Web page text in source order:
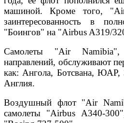
машиной. Кроме того,
заинтересованность в
"Боингов" на "Airbus A319/
Самолеты "Air Namibia",
направлений, обслуживают
как: Ангола, Ботсвана, ЮАР,
Англия.
Воздушный флот "Air
самолеты "Airbus A340-